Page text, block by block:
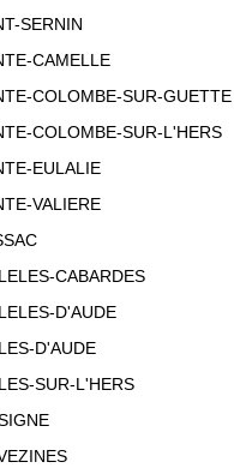
SERNIN
CAMELLE
COLOMBE-SUR-GUETTE
COLOMBE-SUR-L'HERS
EULALIE
VALIERE
CABARDES
D'AUDE
D'AUDE
SUR-L'HERS